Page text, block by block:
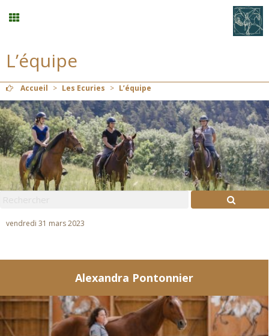
Stages vacances
Menu
Mon compte
Panier
L’équipe
Accueil > Les Ecuries > L’équipe
vendredi 31 mars 2023
Alexandra Pontonnier